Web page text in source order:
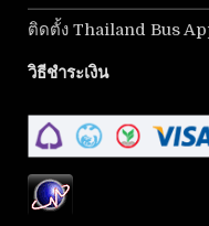
ติดตั้ง Thailand Bus
วิธีชำระเงิน